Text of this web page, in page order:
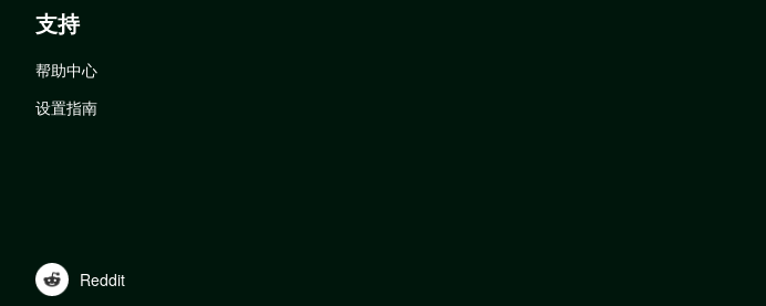
支持
帮助中心
设置指南
Reddit